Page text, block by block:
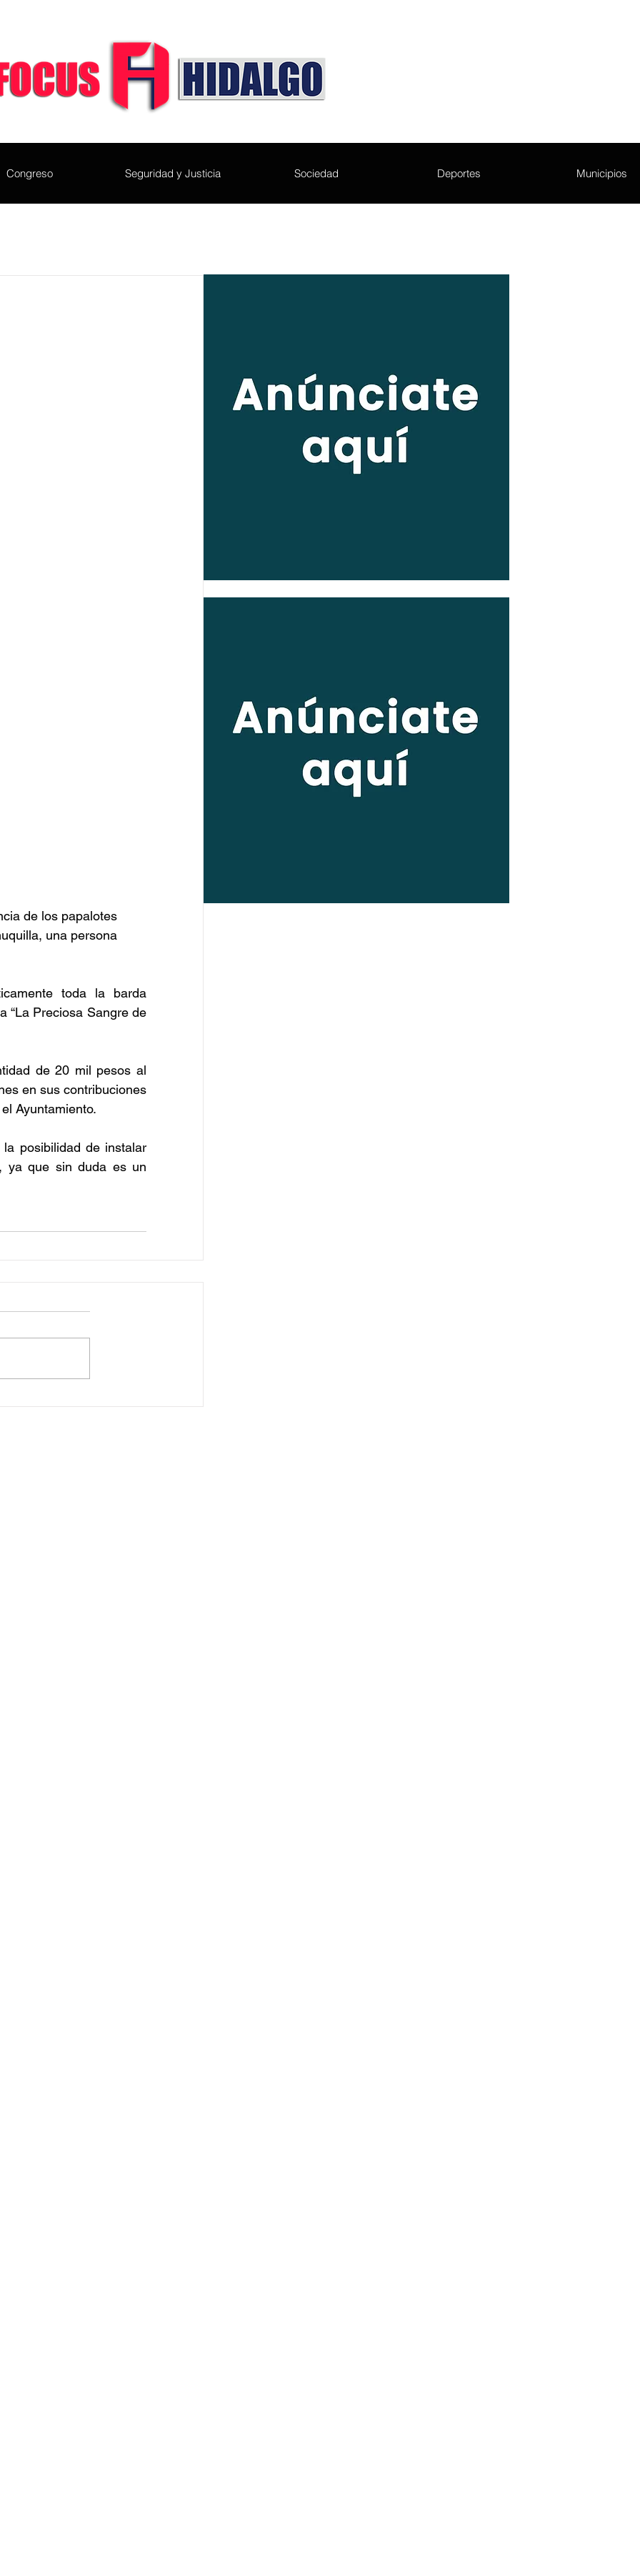
Congreso Seguridad y Justicia Sociedad Deportes Municipios
de los papalotes
una persona
toda la barda
“La Preciosa Sangre de
de 20 mil pesos al
en sus contribuciones
Ayuntamiento.
posibilidad de instalar
ya que sin duda es un